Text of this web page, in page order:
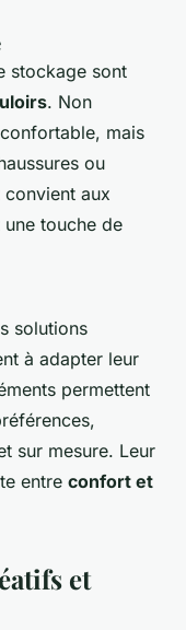
stockage sont
. Non
mais
ou
aux
touche de
solutions
à adapter leur
permettent
sur mesure. Leur
entre confort et
et